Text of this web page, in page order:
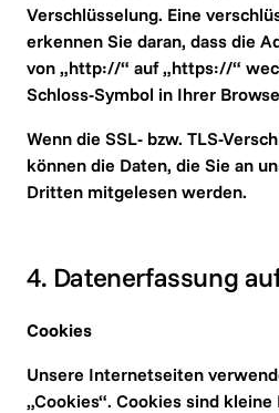
Verschlüsselung. Eine
erkennen Sie daran, dass die
von „http://“ auf „https://“
Schloss-Symbol in Ihrer
Wenn die SSL- bzw. TLS-
können die Daten, die Sie an
Dritten mitgelesen werden.
4. Datenerfassung
Cookies
Unsere Internetseiten
„Cookies“. Cookies sind